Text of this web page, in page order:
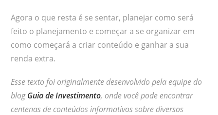
Agora o que resta é se sentar, planejar como será
feito o planejamento e começar a se organizar em
como começará a criar conteúdo e ganhar a sua
renda extra.
Esse texto foi originalmente desenvolvido pela equipe do
blogGuia de Investimento, onde você pode encontrar
centenas de conteúdos informativos sobre diversos